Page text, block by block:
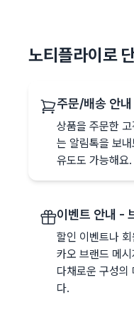
노티플라이로
주문/배송 안
상품을 주문한
는 알림톡을 보
유도도 가능해요.
이벤트 안내 -
할인 이벤트나
카오 브랜드 메
다채로운 구성의
다.